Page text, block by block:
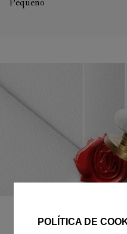
POLÍTICA DE
Pequeno
Todos os pedidos de